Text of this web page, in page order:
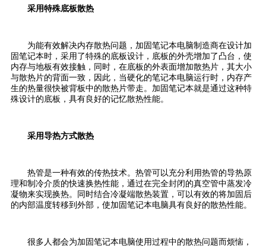
采用特殊底板散热
为能有效解决内存散热问题，加固笔记本电脑制造商在设计加
固笔记本时，采用了特殊的底板设计，底板的外壳增加了凸台，使
内存与地板有效接触，同时，在底板的外表面增加散热片，其大小
与散热片的背面一致，因此，当硬化的笔记本电脑运行时，内存产
生的热量很快被背板中的散热片带走。加固笔记本就是通过这种特
殊设计的底板，具有良好的记忆散热性能。
采用导热方式散热
热管是一种有效的传热技术。热管可以充分利用热管的导热原
理和制冷介质的快速换热性能，通过在完全封闭的真空管中蒸发冷
凝物来实现换热。同时结合冷凝端散热装置，可以有效的将加固后
的内部温度转移到外部，使加固笔记本电脑具有良好的散热性能。
很多人都会为加固笔记本电脑使用过程中的散热问题而烦恼，